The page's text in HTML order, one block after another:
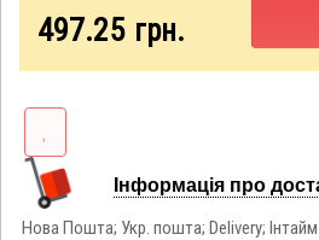
497.25 грн.
Інформація про
Нова Пошта; Укр. пошта; Delivery; Інтайм